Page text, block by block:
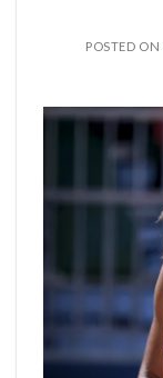
POSTED ON